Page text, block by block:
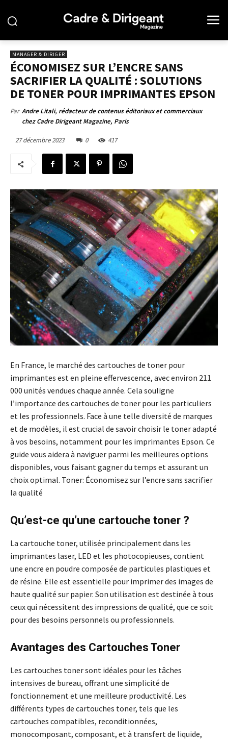
MANAGER & DIRIGER
ÉCONOMISEZ SUR L’ENCRE SANS
SACRIFIER LA QUALITÉ : SOLUTIONS
DE TONER POUR IMPRIMANTES EPSON
Par Andre Litali, rédacteur de contenus éditoriaux et commerciaux
chez Cadre Dirigeant Magazine, Paris
27 décembre 2023 0 417
En France, le marché des cartouches de toner pour
imprimantes est en pleine effervescence, avec environ 211
000 unités vendues chaque année. Cela souligne
l’importance des cartouches de toner pour les particuliers
et les professionnels. Face à une telle diversité de marques
et de modèles, il est crucial de savoir choisir le toner adapté
à vos besoins, notamment pour les imprimantes Epson. Ce
guide vous aidera à naviguer parmi les meilleures options
disponibles, vous faisant gagner du temps et assurant un
choix optimal. Toner: Économisez sur l’encre sans sacrifier
la qualité
Qu’est-ce qu’une cartouche toner ?
La cartouche toner, utilisée principalement dans les
imprimantes laser, LED et les photocopieuses, contient
une encre en poudre composée de particules plastiques et
de résine. Elle est essentielle pour imprimer des images de
haute qualité sur papier. Son utilisation est destinée à tous
ceux qui nécessitent des impressions de qualité, que ce soit
pour des besoins personnels ou professionnels.
Avantages des Cartouches Toner
Les cartouches toner sont idéales pour les tâches
intensives de bureau, offrant une simplicité de
fonctionnement et une meilleure productivité. Les
différents types de cartouches toner, tels que les
cartouches compatibles, reconditionnées,
monocomposant, composant, et à transfert de liquide,